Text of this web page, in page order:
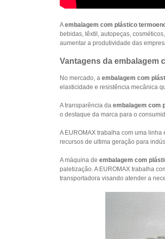
Aembalagem com plástico
bebidas, têxtil, autopeças,
aumentar a produtividade das
Vantagens da embalagem
No mercado, a embalagem com
elasticidade e resistência mecânica
A transparência da embalagem com
o destaque da marca para o
A EUROMAX trabalha com uma
recursos de ultima geração para
A máquina de embalagem com
paletização. A EUROMAX trabalha
transportadora visando atender a